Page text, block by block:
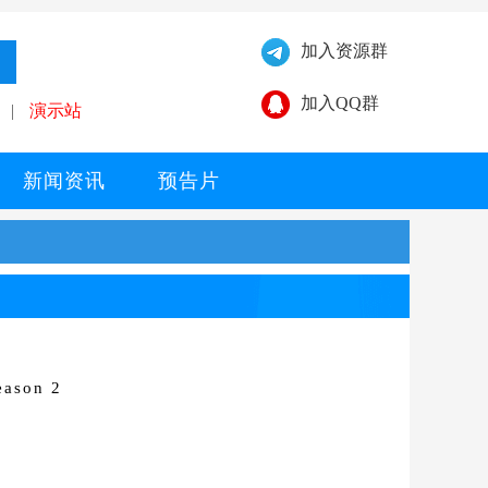
| 演示站
加入资源群
加入QQ群
新闻资讯 预告片
2